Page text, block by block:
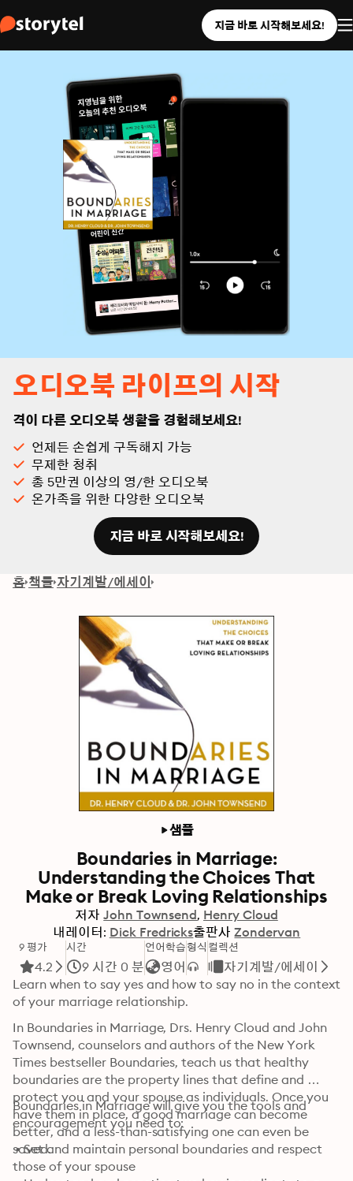
지금 바로 시작해보세요!
오디오북 라이프의 시작
격이 다른 오디오북 생활을 경험해보세요!
언제든 손쉽게 구독해지 가능
무제한 청취
총 5만권 이상의 영/한 오디오북
온가족을 위한 다양한 오디오북
지금 바로 시작해보세요!
홈 책들 자기계발/에세이
샘플
Boundaries in Marriage:
Understanding the Choices That
Make or Break Loving Relationships
저자 John Townsend Henry Cloud
내레이터: Dick Fredricks출판사 Zondervan
9 평가
4.2
시간
9 시간 0 분
언어학습
영어
형식 컬렉션
자기계발/에세이
Learn when to say yes and how to say no in the context
of your marriage relationship.
In Boundaries in Marriage, Drs. Henry Cloud and John
Townsend, counselors and authors of the New York
Times bestseller Boundaries, teach us that healthy
boundaries are the property lines that define and
protect you and your spouse as individuals. Once you
have them in place, a good marriage can become
better, and a less-than-satisfying one can even be
saved.
Boundaries in Marriage will give you the tools and
encouragement you need to:
• Set and maintain personal boundaries and respect
those of your spouse